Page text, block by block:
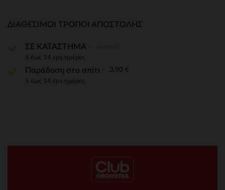
ΔΙΑΘΈΣΙΜΟΙ ΤΡΌΠΟΙ ΑΠΟΣΤΟΛΉΣ
ΣΕ ΚΑΤΑΣΤΗΜΑ
6 έως 14 εργ.ημέρες
Παράδοση στο σπίτι 3,90 €
5 έως 14 εργ.ημέρες